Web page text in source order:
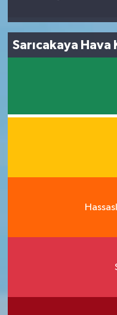
Sarıcakaya Hava